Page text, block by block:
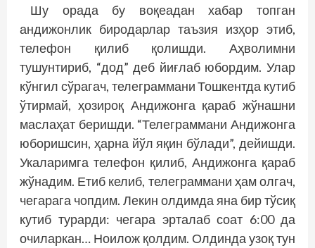
Шу орада бу воқеадан хабар топган
андижонлик биродарлар таъзия изҳор этиб,
телефон қилиб қолишди. Аҳволимни
тушунтириб, “дод” деб йиғлаб юбордим. Улар
кўнгил сўрагач, телеграммани Тошкентда кутиб
ўтирмай, ҳозироқ Андижонга қараб жўнашни
маслаҳат беришди. “Телеграммани Андижонга
юборишсин, ҳарна йўл яқин бўлади”, де­йишди.
Укаларимга телефон қилиб, Андижонга қараб
жўнадим. Етиб келиб, телеграммани ҳам олгач,
чегарага чопдим. Лекин олдимда яна бир тўсиқ
кутиб турарди: чегара эрталаб соат 6:00 да
очиларкан… Ноилож қолдим. Олдинда узоқ тун